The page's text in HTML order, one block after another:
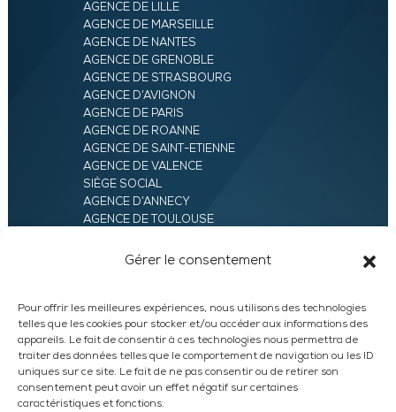
Gérer le consentement
Pour offrir les meilleures expériences, nous utilisons des technologies
telles que les cookies pour stocker et/ou accéder aux informations des
appareils. Le fait de consentir à ces technologies nous permettra de
traiter des données telles que le comportement de navigation ou les ID
uniques sur ce site. Le fait de ne pas consentir ou de retirer son
consentement peut avoir un effet négatif sur certaines
caractéristiques et fonctions.
AGENCE DE LILLE
AGENCE DE MARSEILLE
AGENCE DE NANTES
AGENCE DE GRENOBLE
AGENCE DE STRASBOURG
AGENCE D’AVIGNON
AGENCE DE PARIS
AGENCE DE ROANNE
AGENCE DE SAINT-ETIENNE
AGENCE DE VALENCE
SIÈGE SOCIAL
AGENCE D’ANNECY
AGENCE DE TOULOUSE
AGENCE D’ORLÉANS